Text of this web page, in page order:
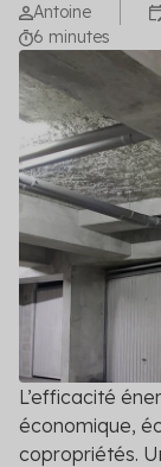
Études
Financement
Plateformes
Fourniture
Solutions
DPE/PPT
Le DPE et
Quittez le
Qui sommes-
Témoignages
Ressources
Contact
Antoine
6 minutes
L’efficacité
économique,
copropriétés.